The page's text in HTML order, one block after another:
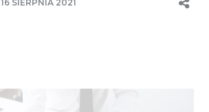
16 SIERPNIA 2021